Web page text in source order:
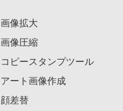
画像拡大
画像圧縮
コピースタンプツール
アート画像作成
顔差替